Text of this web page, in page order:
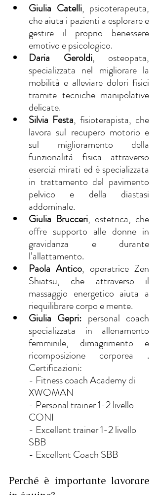
Giulia Catelli, psicoterapeuta,
che aiuta i pazienti a esplorare e
gestire il proprio benessere
emotivo e psicologico.
Daria Geroldi, osteopata,
specializzata nel migliorare la
mobilità e alleviare dolori fisici
tramite tecniche manipolative
delicate.
Silvia Festa, fisioterapista, che
lavora sul recupero motorio e
sul miglioramento della
funzionalità fisica attraverso
esercizi mirati ed è specializzata
in trattamento del pavimento
pelvico e della diastasi
addominale.
Giulia Brucceri, ostetrica, che
offre supporto alle donne in
gravidanza e durante
l’allattamento.
Paola Antico, operatrice Zen
Shiatsu, che attraverso il
massaggio energetico aiuta a
riequilibrare corpo e mente.
Giulia Gepri: personal coach
specializzata in allenamento
femminile, dimagrimento e
ricomposizione corporea .
Certificazioni:
- Fitness coach Academy di
XWOMAN
- ⁠Personal trainer 1-2 livello
CONI
- ⁠Excellent trainer 1-2 livello
SBB
- ⁠Excellent Coach SBB
Perché è importante lavorare